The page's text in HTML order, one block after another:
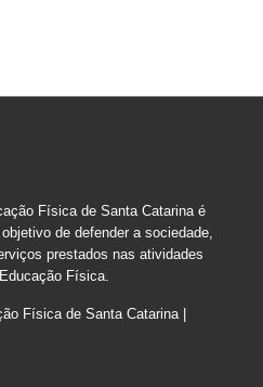
Física de Santa Catarina é
de defender a sociedade,
prestados nas atividades
Física.
Física de Santa Catarina |